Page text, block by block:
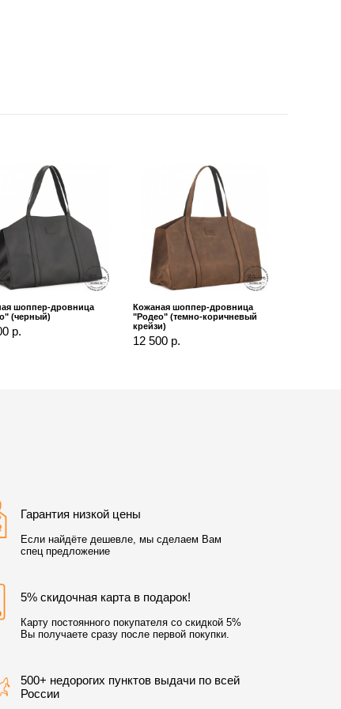
шоппер-дровница
(черный)
р.
Кожаная шоппер-дровница
"Родео" (темно-коричневый
крейзи)
12 500 р.
Гарантия низкой цены
Если найдёте дешевле, мы сделаем Вам
спец предложение
5% скидочная карта в подарок!
Карту постоянного покупателя со скидкой 5%
Вы получаете сразу после первой покупки.
500+ недорогих пунктов выдачи по всей
России